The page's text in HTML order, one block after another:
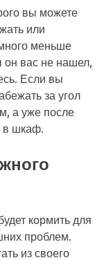
вы можете
или
меньше
он вас не нашел,
Если вы
за угол
а уже после
в шкаф.
кормить для
проблем.
из своего